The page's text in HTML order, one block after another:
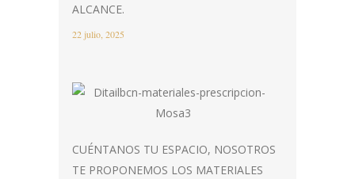
ALCANCE.
22 julio, 2025
CUÉNTANOS TU ESPACIO, NOSOTROS
TE PROPONEMOS LOS MATERIALES